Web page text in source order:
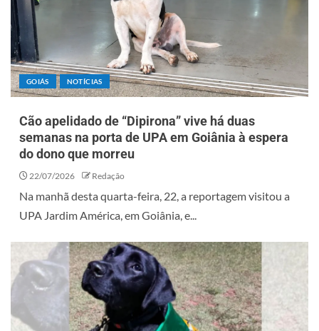
GOIÁS NOTÍCIAS
Cão apelidado de “Dipirona” vive há duas
semanas na porta de UPA em Goiânia à espera
do dono que morreu
22/07/2026 Redação
Na manhã desta quarta-feira, 22, a reportagem visitou a
UPA Jardim América, em Goiânia, e...